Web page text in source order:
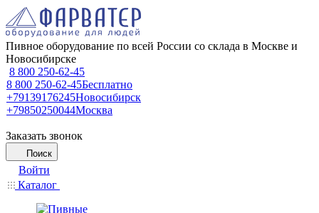
Пивное оборудование по всей России со склада в Москве и
Новосибирске
8 800 250-62-45
8 800 250-62-45Бесплатно
+79139176245Новосибирск
+79850250044Москва
Заказать звонок
Поиск
Войти
Каталог